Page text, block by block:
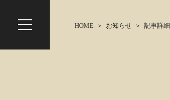
HOME お知らせ 記事詳細